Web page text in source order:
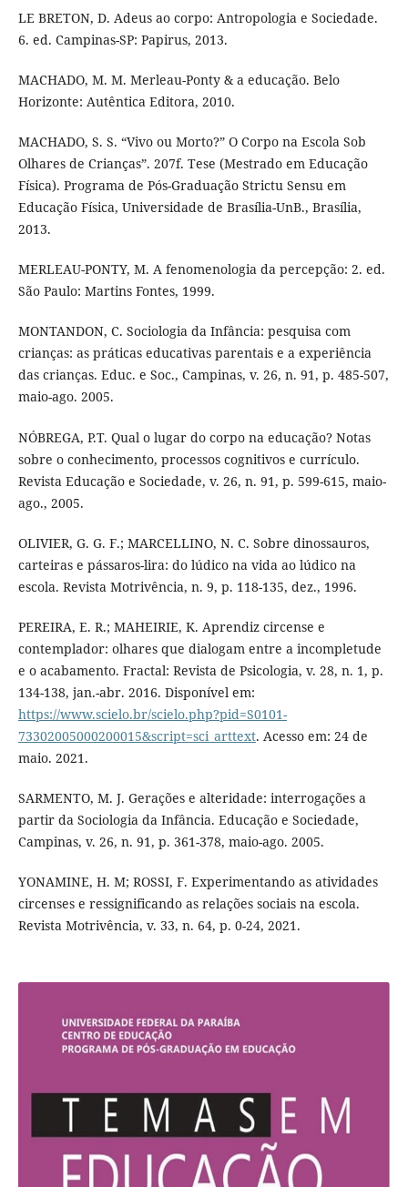
LE BRETON, D. Adeus ao corpo: Antropologia e Sociedade.
6. ed. Campinas-SP: Papirus, 2013.
MACHADO, M. M. Merleau-Ponty & a educação. Belo
Horizonte: Autêntica Editora, 2010.
MACHADO, S. S. “Vivo ou Morto?” O Corpo na Escola Sob
Olhares de Crianças”. 207f. Tese (Mestrado em Educação
Física). Programa de Pós-Graduação Strictu Sensu em
Educação Física, Universidade de Brasília-UnB., Brasília,
2013.
MERLEAU-PONTY, M. A fenomenologia da percepção: 2. ed.
São Paulo: Martins Fontes, 1999.
MONTANDON, C. Sociologia da Infância: pesquisa com
crianças: as práticas educativas parentais e a experiência
das crianças. Educ. e Soc., Campinas, v. 26, n. 91, p. 485-507,
maio-ago. 2005.
NÓBREGA, P.T. Qual o lugar do corpo na educação? Notas
sobre o conhecimento, processos cognitivos e currículo.
Revista Educação e Sociedade, v. 26, n. 91, p. 599-615, maio-
ago., 2005.
OLIVIER, G. G. F.; MARCELLINO, N. C. Sobre dinossauros,
carteiras e pássaros-lira: do lúdico na vida ao lúdico na
escola. Revista Motrivência, n. 9, p. 118-135, dez., 1996.
PEREIRA, E. R.; MAHEIRIE, K. Aprendiz circense e
contemplador: olhares que dialogam entre a incompletude
e o acabamento. Fractal: Revista de Psicologia, v. 28, n. 1, p.
134-138, jan.-abr. 2016. Disponível em:
https://www.scielo.br/scielo.php?pid=S0101-
73302005000200015&script=sci_arttext. Acesso em: 24 de
maio. 2021.
SARMENTO, M. J. Gerações e alteridade: interrogações a
partir da Sociologia da Infância. Educação e Sociedade,
Campinas, v. 26, n. 91, p. 361-378, maio-ago. 2005.
YONAMINE, H. M; ROSSI, F. Experimentando as atividades
circenses e ressignificando as relações sociais na escola.
Revista Motrivência, v. 33, n. 64, p. 0-24, 2021.